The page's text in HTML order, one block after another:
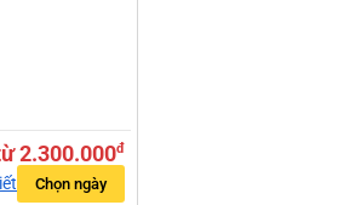
2.300.000đ
Chọn ngày